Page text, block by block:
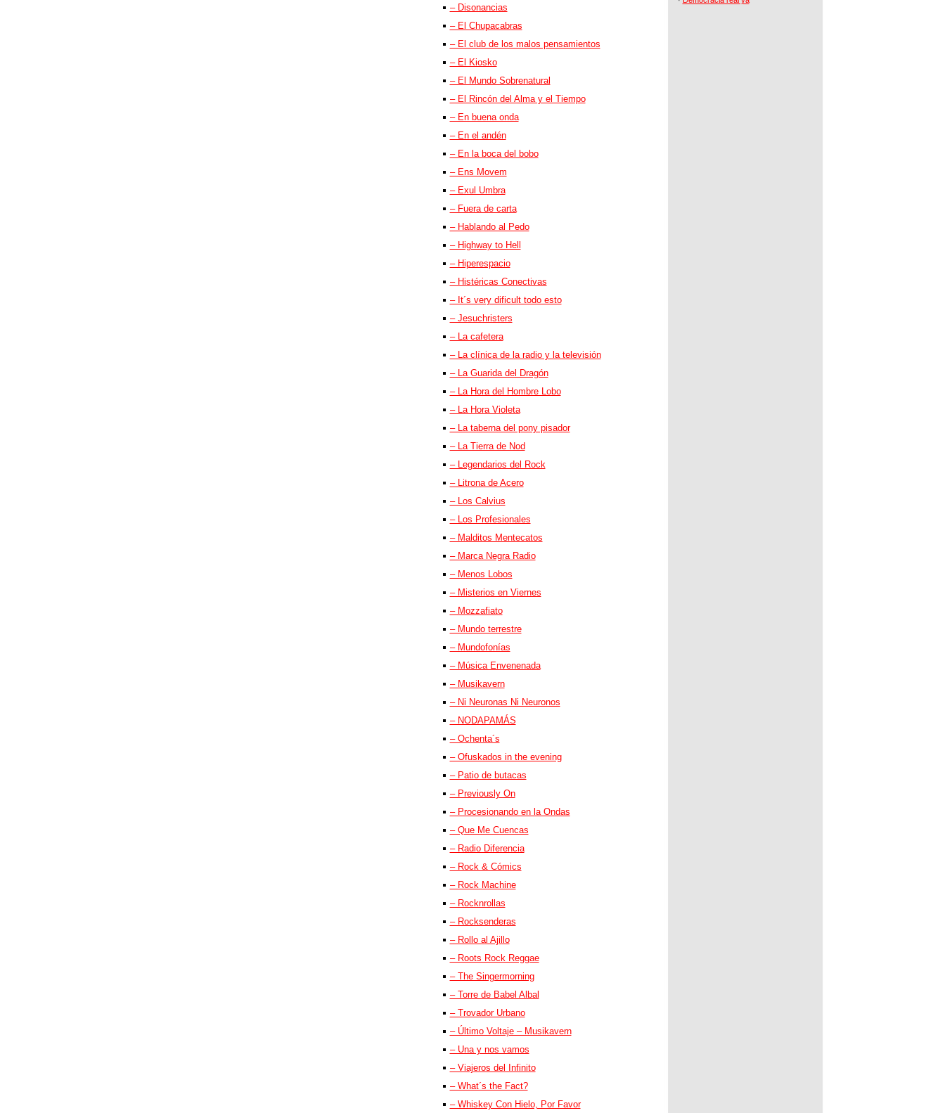
– Disonancias
– El Chupacabras
– El club de los malos pensamientos
– El Kiosko
– El Mundo Sobrenatural
– El Rincón del Alma y el Tiempo
– En buena onda
– En el andén
– En la boca del bobo
– Ens Movem
– Exul Umbra
– Fuera de carta
– Hablando al Pedo
– Highway to Hell
– Hiperespacio
– Histéricas Conectivas
– It´s very dificult todo esto
– Jesuchristers
– La cafetera
– La clínica de la radio y la televisión
– La Guarida del Dragón
– La Hora del Hombre Lobo
– La Hora Violeta
– La taberna del pony pisador
– La Tierra de Nod
– Legendarios del Rock
– Litrona de Acero
– Los Calvius
– Los Profesionales
– Malditos Mentecatos
– Marca Negra Radio
– Menos Lobos
– Misterios en Viernes
– Mozzafiato
– Mundo terrestre
– Mundofonías
– Música Envenenada
– Musikavern
– Ni Neuronas Ni Neuronos
– NODAPAMÁS
– Ochenta´s
– Ofuskados in the evening
– Patio de butacas
– Previously On
– Procesionando en la Ondas
– Que Me Cuencas
– Radio Diferencia
– Rock & Cómics
– Rock Machine
– Rocknrollas
– Rocksenderas
– Rollo al Ajillo
– Roots Rock Reggae
– The Singermorning
– Torre de Babel Albal
– Trovador Urbano
– Último Voltaje – Musikavern
– Una y nos vamos
– Viajeros del Infinito
– What´s the Fact?
– Whiskey Con Hielo, Por Favor